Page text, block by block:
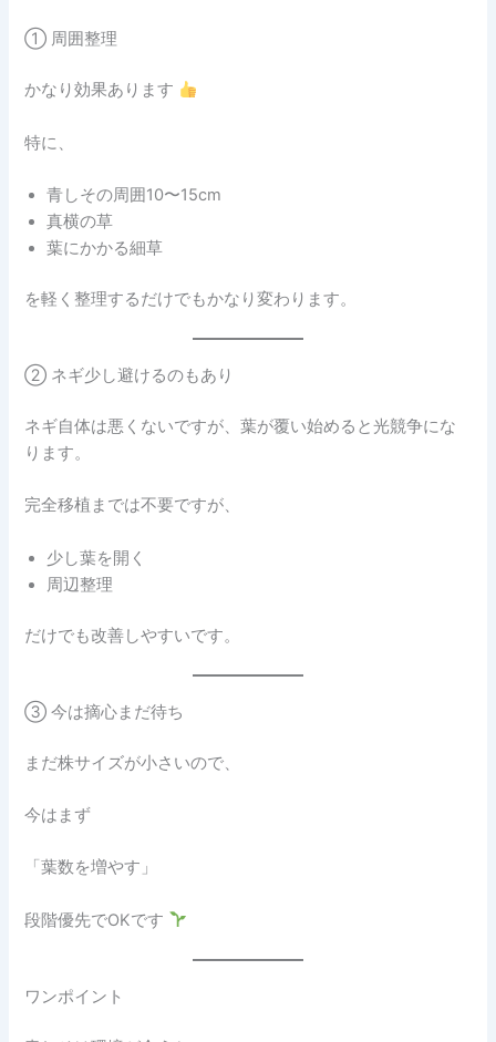
① 周囲整理
かなり効果あります
特に、
青しその周囲10〜15cm
真横の草
葉にかかる細草
を軽く整理するだけでもかなり変わります。
② ネギ少し避けるのもあり
ネギ自体は悪くないですが、葉が覆い始めると光競争にな
ります。
完全移植までは不要ですが、
少し葉を開く
周辺整理
だけでも改善しやすいです。
③ 今は摘心まだ待ち
まだ株サイズが小さいので、
今はまず
「葉数を増やす」
段階優先でOKです
ワンポイント